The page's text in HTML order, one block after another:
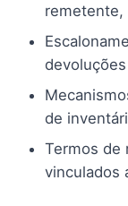
remetente,
de
Termos de
vinculados